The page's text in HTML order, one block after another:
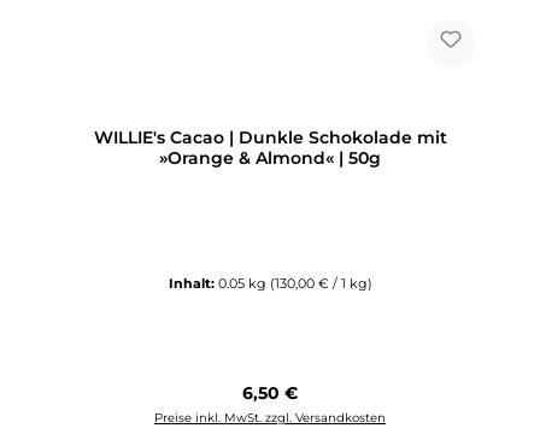
WILLIE's Cacao | Dunkle Schokolade mit
»Orange & Almond« | 50g
Inhalt: 0.05 kg (130,00 € / 1 kg)
Regulärer Preis:
6,50 €
Preise inkl. MwSt. zzgl. Versandkosten